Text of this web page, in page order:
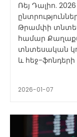
Ռեյ Դալիո.
Թրամփի
համար Քաղաքական ճոճանակի ազդեցությունը
տնտեսական կուրսի վրա
և հեջ-
2026-01-07